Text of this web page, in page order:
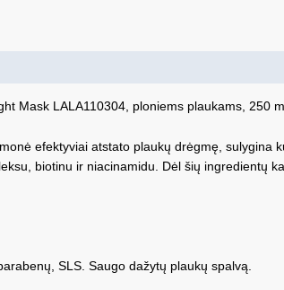
Mask LALA110304, ploniems plaukams, 250
efektyviai atstato plaukų drėgmę,
biotinu ir niacinamidu. Dėl šių ingredientų
SLS. Saugo dažytų plaukų spalvą.